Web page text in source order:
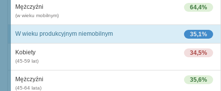
64,4%
Mężczyźni
(w wieku mobilnym)
35,1%
W wieku produkcyjnym niemobilnym
34,5%
Kobiety
(45-59 lat)
35,6%
Mężczyźni
(45-64 lata)